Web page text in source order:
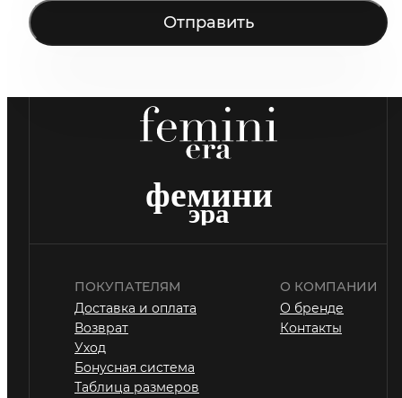
Отправить
ПОКУПАТЕЛЯМ
Доставка и оплата
Возврат
Уход
Бонусная система
Таблица размеров
О КОМПАНИИ
О бренде
Контакты